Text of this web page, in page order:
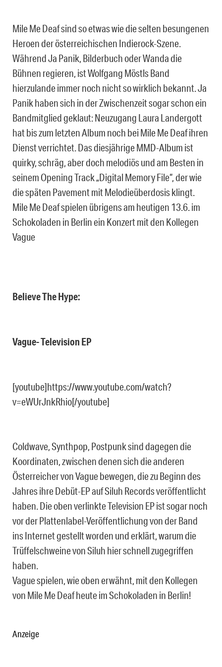
Mile Me Deaf sind so etwas wie die selten besungenen
Heroen der österreichischen Indierock-Szene.
Während Ja Panik, Bilderbuch oder Wanda die
Bühnen regieren, ist Wolfgang Möstls Band
hierzulande immer noch nicht so wirklich bekannt. Ja
Panik haben sich in der Zwischenzeit sogar schon ein
Bandmitglied geklaut: Neuzugang Laura Landergott
hat bis zum letzten Album noch bei Mile Me Deaf ihren
Dienst verrichtet. Das diesjährige MMD-Album ist
quirky, schräg, aber doch melodiös und am Besten in
seinem Opening Track „Digital Memory File“, der wie
die späten Pavement mit Melodieüberdosis klingt.
Mile Me Deaf spielen übrigens am heutigen 13.6. im
Schokoladen in Berlin ein Konzert mit den Kollegen
Vague
Believe The Hype:
Vague- Television EP
[youtube]https://www.youtube.com/watch?
v=eWUrJnkRhio[/youtube]
Coldwave, Synthpop, Postpunk sind dagegen die
Koordinaten, zwischen denen sich die anderen
Österreicher von Vague bewegen, die zu Beginn des
Jahres ihre Debüt-EP auf Siluh Records veröffentlicht
haben. Die oben verlinkte Television EP ist sogar noch
vor der Plattenlabel-Veröffentlichung von der Band
ins Internet gestellt worden und erklärt, warum die
Trüffelschweine von Siluh hier schnell zugegriffen
haben.
Vague spielen, wie oben erwähnt, mit den Kollegen
von Mile Me Deaf heute im Schokoladen in Berlin!
Anzeige